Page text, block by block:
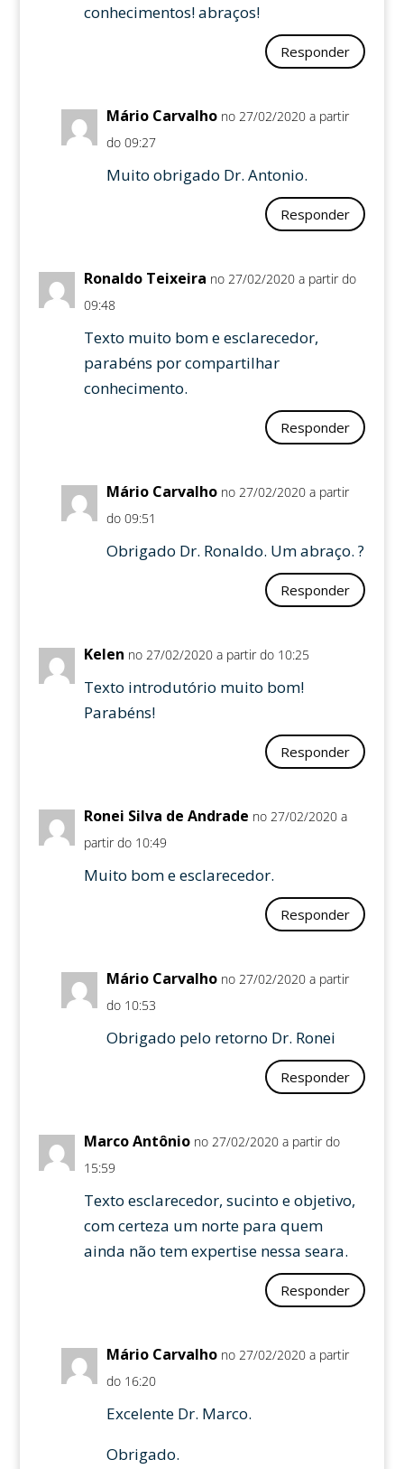
conhecimentos! abraços!
Responder
Mário Carvalho no 27/02/2020 a partir
do 09:27
Muito obrigado Dr. Antonio.
Responder
Ronaldo Teixeira no 27/02/2020 a partir do
09:48
Texto muito bom e esclarecedor,
parabéns por compartilhar
conhecimento.
Responder
Mário Carvalho no 27/02/2020 a partir
do 09:51
Obrigado Dr. Ronaldo. Um abraço. ?
Responder
Kelen no 27/02/2020 a partir do 10:25
Texto introdutório muito bom!
Parabéns!
Responder
Ronei Silva de Andrade no 27/02/2020 a
partir do 10:49
Muito bom e esclarecedor.
Responder
Mário Carvalho no 27/02/2020 a partir
do 10:53
Obrigado pelo retorno Dr. Ronei
Responder
Marco Antônio no 27/02/2020 a partir do
15:59
Texto esclarecedor, sucinto e objetivo,
com certeza um norte para quem
ainda não tem expertise nessa seara.
Responder
Mário Carvalho no 27/02/2020 a partir
do 16:20
Excelente Dr. Marco.
Obrigado.